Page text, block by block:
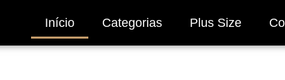
Início Categorias Plus Size